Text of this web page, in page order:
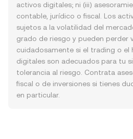
activos digitales; ni (iii)
contable, jurídico o fiscal. Los
sujetos a la volatilidad del
grado de riesgo y pueden perder
cuidadosamente si el trading o el
digitales son adecuados para tu
tolerancia al riesgo. Contrata
fiscal o de inversiones si tienes
en particular.